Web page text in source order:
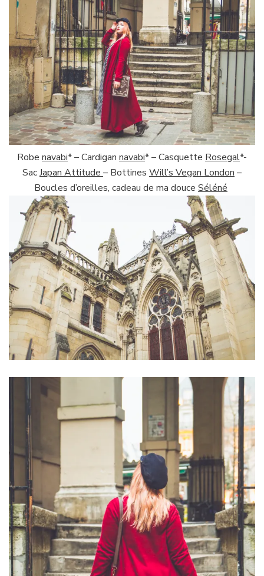
Robe navabi* – Cardigan navabi* – Casquette Rosegal*-
SacJapan Attitude – Bottines Will’s Vegan London –
Boucles d’oreilles, cadeau de ma douce Séléné